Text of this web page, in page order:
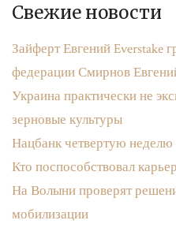
Свежие новости
Зайферт Евгений Everstake
федерации Смирнов
Украина практически не
зерновые культуры
Нацбанк четвертую неделю
Кто поспособствовал
На Волыни проверят
мобилизации